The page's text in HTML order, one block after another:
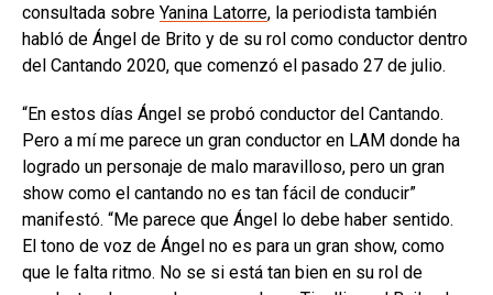
consultada sobre Yanina Latorre, la periodista también
habló de Ángel de Brito y de su rol como conductor dentro
del Cantando 2020, que comenzó el pasado 27 de julio.
“En estos días Ángel se probó conductor del Cantando.
Pero a mí me parece un gran conductor en LAM donde ha
logrado un personaje de malo maravilloso, pero un gran
show como el cantando no es tan fácil de conducir”
manifestó. “Me parece que Ángel lo debe haber sentido.
El tono de voz de Ángel no es para un gran show, como
que le falta ritmo. No se si está tan bien en su rol de